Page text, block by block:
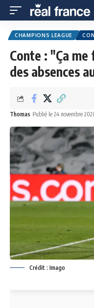
CHAMPIONS LEAGUE
Conte : "Ça
des absences
Thomas Publié le 24 novembre
Crédit : Imago